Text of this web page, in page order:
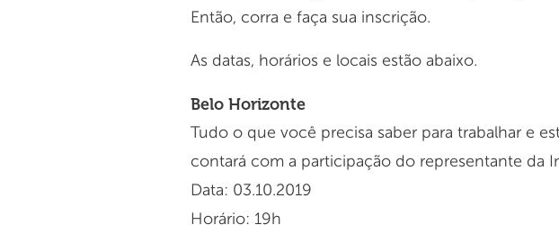
Então, corra e faça sua inscrição.
As datas, horários e locais estão abaixo.
Belo Horizonte
Tudo o que você precisa saber para trabalhar e
contará com a participação do representante da
Data: 03.10.2019
Horário: 19h